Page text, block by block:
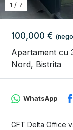
100,000 €
Apartament cu
Nord, Bistrita
1 / 7
WhatsApp
GFT Delta Office